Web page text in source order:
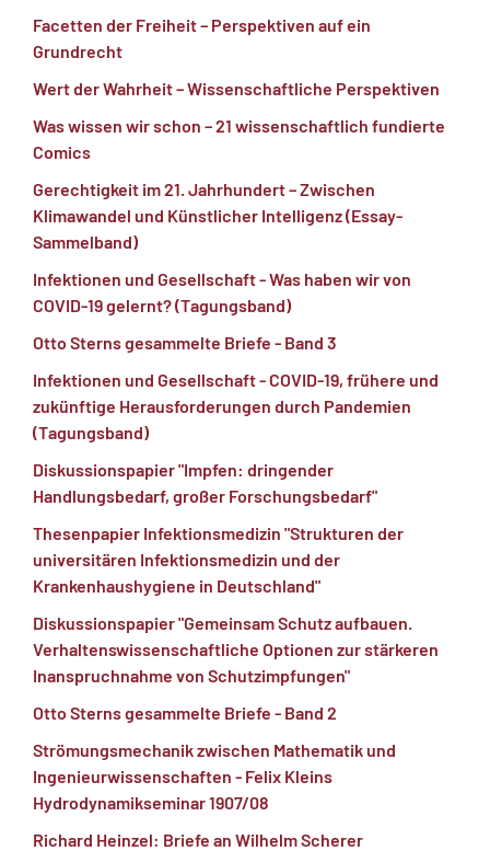
Facetten der Freiheit – Perspektiven auf ein
Grundrecht
Wert der Wahrheit – Wissenschaftliche Perspektiven
Was wissen wir schon – 21 wissenschaftlich fundierte
Comics
Gerechtigkeit im 21. Jahrhundert – Zwischen
Klimawandel und Künstlicher Intelligenz (Essay-
Sammelband)
Infektionen und Gesellschaft - Was haben wir von
COVID-19 gelernt? (Tagungsband)
Otto Sterns gesammelte Briefe - Band 3
Infektionen und Gesellschaft - COVID-19, frühere und
zukünftige Herausforderungen durch Pandemien
(Tagungsband)
Diskussionspapier "Impfen: dringender
Handlungsbedarf, großer Forschungsbedarf"
Thesenpapier Infektionsmedizin "Strukturen der
universitären Infektionsmedizin und der
Krankenhaushygiene in Deutschland"
Diskussionspapier "Gemeinsam Schutz aufbauen.
Verhaltenswissenschaftliche Optionen zur stärkeren
Inanspruchnahme von Schutzimpfungen"
Otto Sterns gesammelte Briefe - Band 2
Strömungsmechanik zwischen Mathematik und
Ingenieurwissenschaften - Felix Kleins
Hydrodynamikseminar 1907/08
Richard Heinzel: Briefe an Wilhelm Scherer